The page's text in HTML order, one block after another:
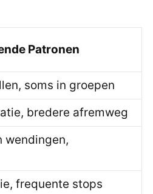
Patronen
soms in groepen
bredere afremweg
wendingen,
frequente stops